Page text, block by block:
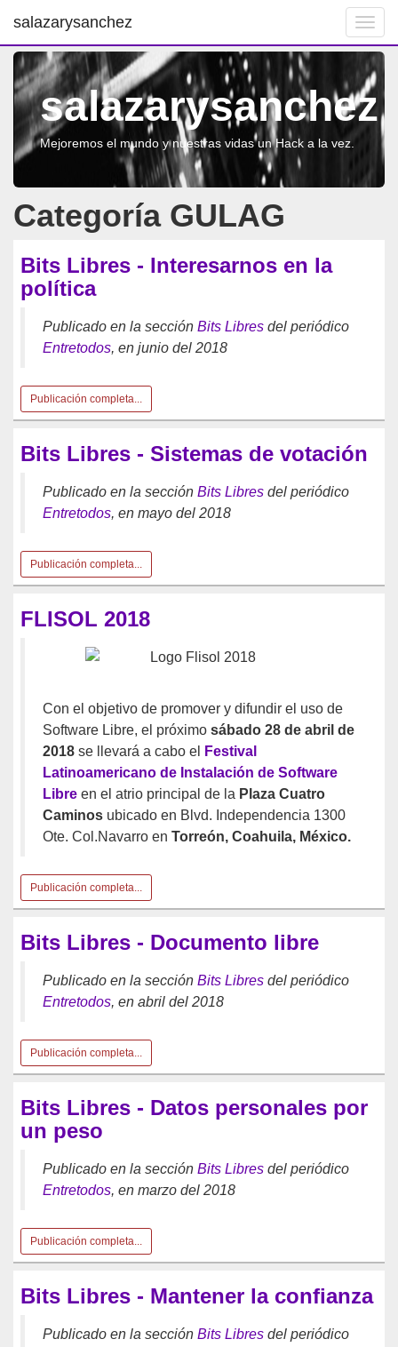
salazarysanchez
salazarysanchez
Mejoremos el mundo y nuestras vidas un Hack a la vez.
Categoría GULAG
Bits Libres - Interesarnos en la
política
Publicado en la sección Bits Libres del periódico
Entretodos, en junio del 2018
Publicación completa...
Bits Libres - Sistemas de votación
Publicado en la sección Bits Libres del periódico
Entretodos, en mayo del 2018
Publicación completa...
FLISOL 2018
Con el objetivo de promover y difundir el uso de
Software Libre, el próximo sábado 28 de abril de
2018 se llevará a cabo el
Festival
Latinoamericano de Instalación de Software
Libre en el atrio principal de la Plaza Cuatro
Caminos ubicado en Blvd. Independencia 1300
Ote. Col.Navarro en Torreón, Coahuila, México.
Publicación completa...
Bits Libres - Documento libre
Publicado en la sección Bits Libres del periódico
Entretodos, en abril del 2018
Publicación completa...
Bits Libres - Datos personales por
un peso
Publicado en la sección Bits Libres del periódico
Entretodos, en marzo del 2018
Publicación completa...
Bits Libres - Mantener la confianza
Publicado en la sección Bits Libres del periódico